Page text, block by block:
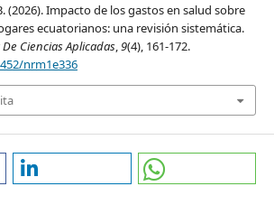
(2026). Impacto de los gastos en salud sobre
ecuatorianos: una revisión sistemática.
Ciencias Aplicadas, 9(4), 161-172.
nrm1e336